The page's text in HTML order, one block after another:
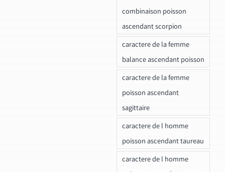
combinaison poisson
ascendant scorpion
caractere de la femme
balance ascendant poisson
caractere de la femme
poisson ascendant
sagittaire
caractere de l homme
poisson ascendant taureau
caractere de l homme